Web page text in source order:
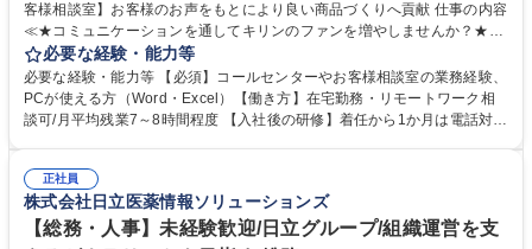
客様相談室】お客様のお声をもとにより良い商品づくりへ貢献 仕事の内容
≪★コミュニケーションを通してキリンのファンを増やしませんか？★≫
お客様のお声をより良い商品づくりに活かしていく上で、窓口となるお客
様相談室でのお仕事です。 日々お客様からいただくキリングループへのご
意見を、企業活動に活かしています。お客様からの声に迅速かつ誠意をも
って対応、情報提供するとともにグループ内活動に反映しています。 【具
平均100件前後■メール・手紙：同上40件前後 募集職種 中野本社【お客様
相談室】お客様のお声をもとにより良い商品づくりへ貢献
必要な経験・能力等
必要な経験・能力等 【必須】コールセンターやお客様相談室の業務経験、
PCが使える方（Word・Excel）【働き方】在宅勤務・リモートワーク相
談可/月平均残業7～8時間程度 【入社後の研修】着任から1か月は電話対応
すのでご安心ください。 【当社について】キリングループの広報機能を担
う会社として、お客様との出会いを大切にし、磨き上げたホスピタリティ
を込めてコミュニケーションをとりながら広報関連業務を行っておりま
正社員
株式会社日立医薬情報ソリューションズ
【総務・人事】未経験歓迎/日立グループ/組織運営を支